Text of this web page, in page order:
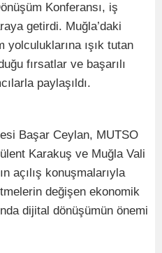
Konferansı, iş
getirdi. Muğla’daki
ışık tutan
fırsatlar ve başarılı
paylaşıldı.
Başar Ceylan, MUTSO
Karakuş ve Muğla Vali
açılış konuşmalarıyla
değişen ekonomik
dijital dönüşümün önemi